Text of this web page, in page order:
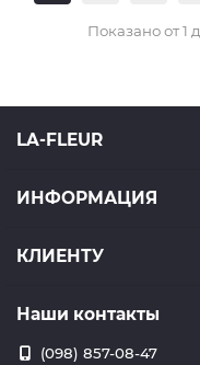
Показано от 1
LA-FLEUR
ИНФОРМАЦИЯ
КЛИЕНТУ
Наши контакты
(098) 857-08-47